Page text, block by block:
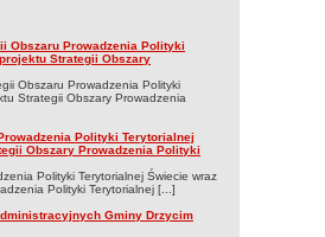
Obszaru Prowadzenia Polityki
Strategii Obszary
Obszaru Prowadzenia Polityki
Strategii Obszary Prowadzenia
Polityki Terytorialnej
Obszary Prowadzenia Polityki
Polityki Terytorialnej Świecie wraz
Polityki Terytorialnej [...]
Gminy Drzycim